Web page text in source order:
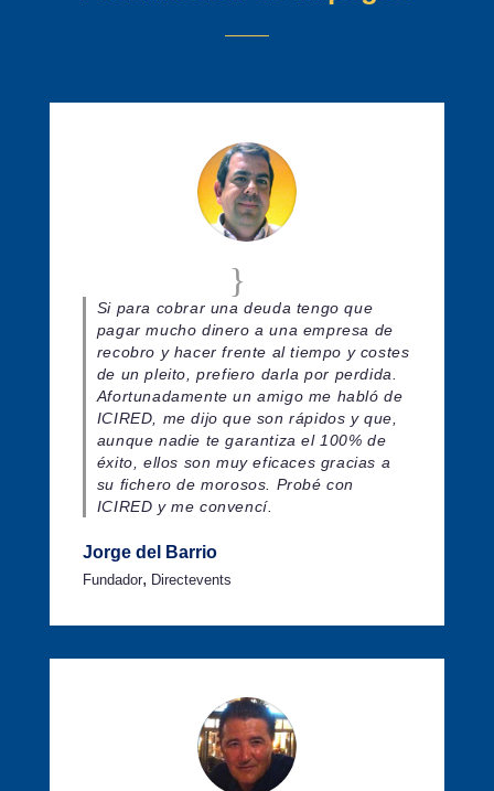
Si para cobrar una deuda tengo que
pagar mucho dinero a una empresa de
recobro y hacer frente al tiempo y costes
de un pleito, prefiero darla por perdida.
Afortunadamente un amigo me habló de
ICIRED, me dijo que son rápidos y que,
aunque nadie te garantiza el 100% de
éxito, ellos son muy eficaces gracias a
su fichero de morosos. Probé con
ICIRED y me convencí.
Jorge del Barrio
Fundador, Directevents